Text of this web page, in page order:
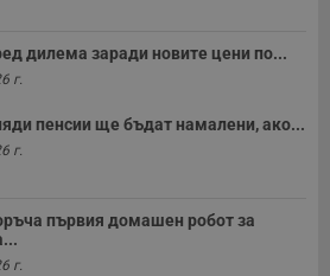
дилема заради новите цени по...
г.
пенсии ще бъдат намалени, ако...
г.
първия домашен робот за
г.